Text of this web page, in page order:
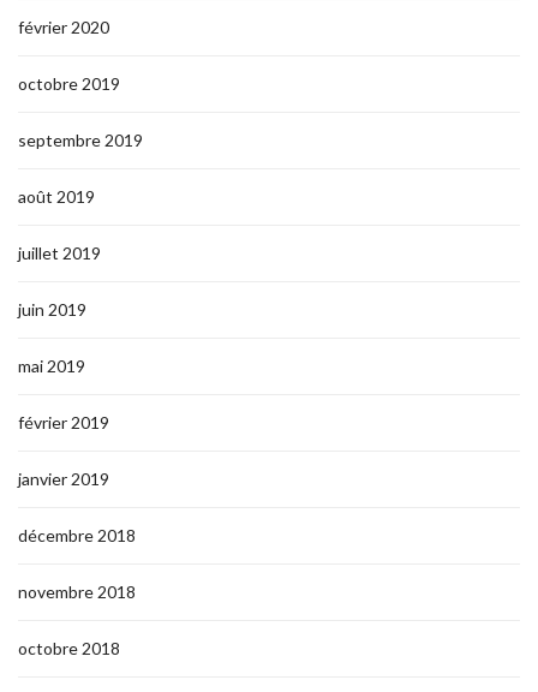
février 2020
octobre 2019
septembre 2019
août 2019
juillet 2019
juin 2019
mai 2019
février 2019
janvier 2019
décembre 2018
novembre 2018
octobre 2018